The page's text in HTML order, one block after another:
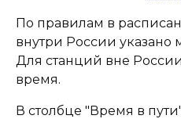
По правилам в
внутри России указано
Для станций вне
время.
В столбце "Время в